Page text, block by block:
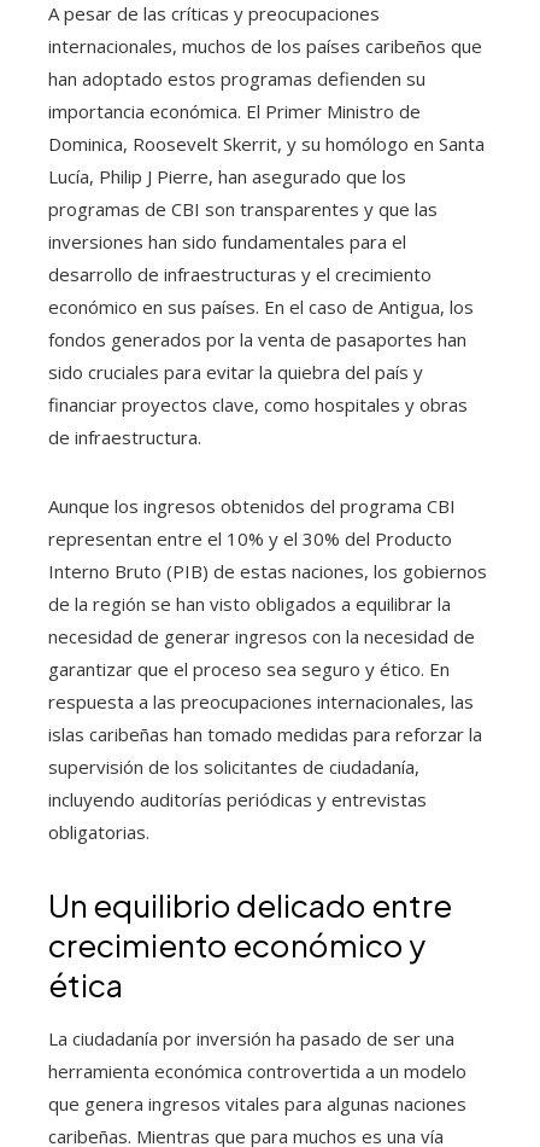
A pesar de las críticas y preocupaciones
internacionales, muchos de los países caribeños que
han adoptado estos programas defienden su
importancia económica. El Primer Ministro de
Dominica, Roosevelt Skerrit, y su homólogo en Santa
Lucía, Philip J Pierre, han asegurado que los
programas de CBI son transparentes y que las
inversiones han sido fundamentales para el
desarrollo de infraestructuras y el crecimiento
económico en sus países. En el caso de Antigua, los
fondos generados por la venta de pasaportes han
sido cruciales para evitar la quiebra del país y
financiar proyectos clave, como hospitales y obras
de infraestructura.
Aunque los ingresos obtenidos del programa CBI
representan entre el 10% y el 30% del Producto
Interno Bruto (PIB) de estas naciones, los gobiernos
de la región se han visto obligados a equilibrar la
necesidad de generar ingresos con la necesidad de
garantizar que el proceso sea seguro y ético. En
respuesta a las preocupaciones internacionales, las
islas caribeñas han tomado medidas para reforzar la
supervisión de los solicitantes de ciudadanía,
incluyendo auditorías periódicas y entrevistas
obligatorias.
Un equilibrio delicado entre
crecimiento económico y
ética
La ciudadanía por inversión ha pasado de ser una
herramienta económica controvertida a un modelo
que genera ingresos vitales para algunas naciones
caribeñas. Mientras que para muchos es una vía